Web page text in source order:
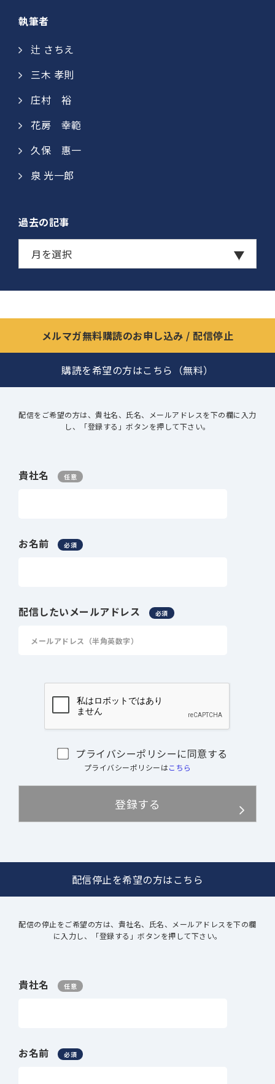
執筆者
辻 さちえ
三木 孝則
庄村 裕​
花房 幸範​
久保 惠一​​
泉 光一郎
過去の記事
メルマガ無料購読のお申し込み / 配信停止
購読を希望の方はこちら（無料）
配信をご希望の方は、貴社名、氏名、メールアドレスを下の欄に入力
し、「登録する」ボタンを押して下さい。
貴社名 任意
お名前 必須
配信したいメールアドレス 必須
プライバシーポリシーに同意する
プライバシーポリシーはこちら
配信停止を希望の方はこちら
配信の停止をご希望の方は、貴社名、氏名、メールアドレスを下の欄
に入力し、「登録する」ボタンを押して下さい。
貴社名 任意
お名前 必須